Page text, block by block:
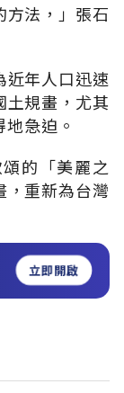
方法，」張石
近年人口迅速
土規畫，尤其
急迫。
的「美麗之
，重新為台灣
立即開啟